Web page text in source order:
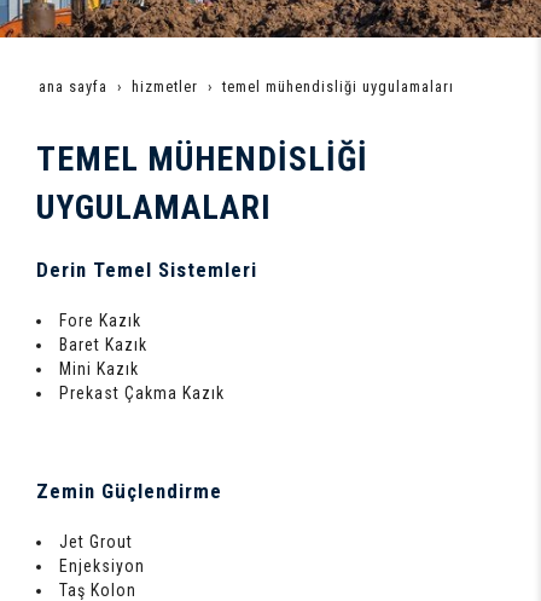
ana sayfa hi̇zmetler temel mühendi̇sli̇ği̇ uygulamalari
TEMEL MÜHENDİSLİĞİ
UYGULAMALARI
Derin Temel Sistemleri
Fore Kazık
Baret Kazık
Mini Kazık
Prekast Çakma Kazık
Zemin Güçlendirme
Jet Grout
Enjeksiyon
Taş Kolon